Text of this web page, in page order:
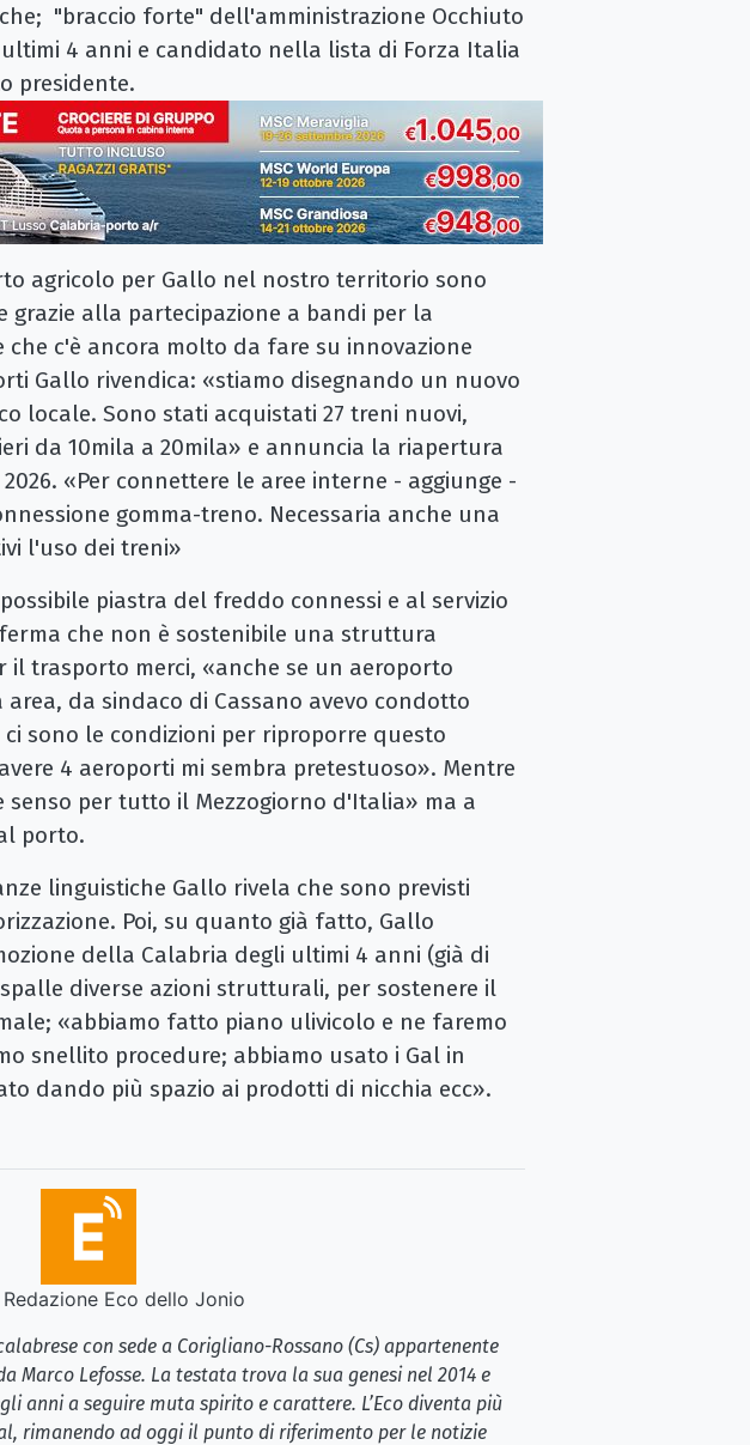
"braccio forte" dell'amministrazione Occhiuto
4 anni e candidato nella lista di Forza Italia
presidente.
agricolo per Gallo nel nostro territorio sono
alla partecipazione a bandi per la
che c'è ancora molto da fare su innovazione
Gallo rivendica: «stiamo disegnando un nuovo
locale. Sono stati acquistati 27 treni nuovi,
da 10mila a 20mila» e annuncia la riapertura
«Per connettere le aree interne - aggiunge -
gomma-treno. Necessaria anche una
l'uso dei treni»
piastra del freddo connessi e al servizio
che non è sostenibile una struttura
trasporto merci, «anche se un aeroporto
da sindaco di Cassano avevo condotto
sono le condizioni per riproporre questo
4 aeroporti mi sembra pretestuoso». Mentre
per tutto il Mezzogiorno d'Italia» ma a
porto.
linguistiche Gallo rivela che sono previsti
Poi, su quanto già fatto, Gallo
della Calabria degli ultimi 4 anni (già di
diverse azioni strutturali, per sostenere il
«abbiamo fatto piano ulivicolo e ne faremo
snellito procedure; abbiamo usato i Gal in
dando più spazio ai prodotti di nicchia ecc».
Redazione Eco dello Jonio
con sede a Corigliano-Rossano (Cs) appartenente
Marco Lefosse. La testata trova la sua genesi nel 2014 e
anni a seguire muta spirito e carattere. L’Eco diventa più
rimanendo ad oggi il punto di riferimento per le notizie